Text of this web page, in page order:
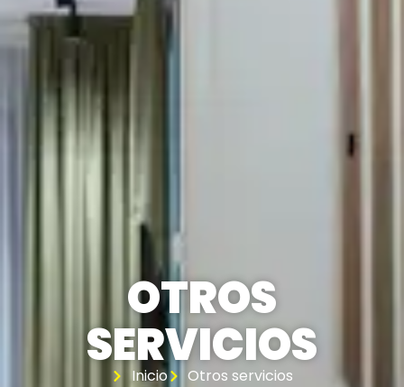
OTROS
SERVICIOS
Inicio Otros servicios